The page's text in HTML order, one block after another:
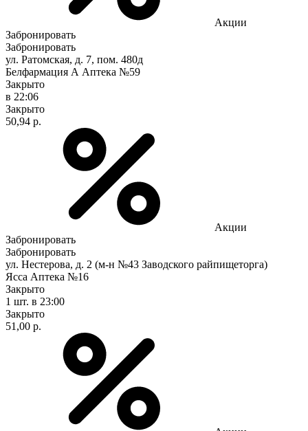
Акции
Забронировать
Забронировать
ул. Ратомская, д. 7, пом. 480д
Белфармация А Аптека №59
Закрыто
в 22:06
Закрыто
50,94 р.
Акции
Забронировать
Забронировать
ул. Нестерова, д. 2 (м-н №43 Заводского райпищеторга)
Ясса Аптека №16
Закрыто
1 шт. в 23:00
Закрыто
51,00 р.